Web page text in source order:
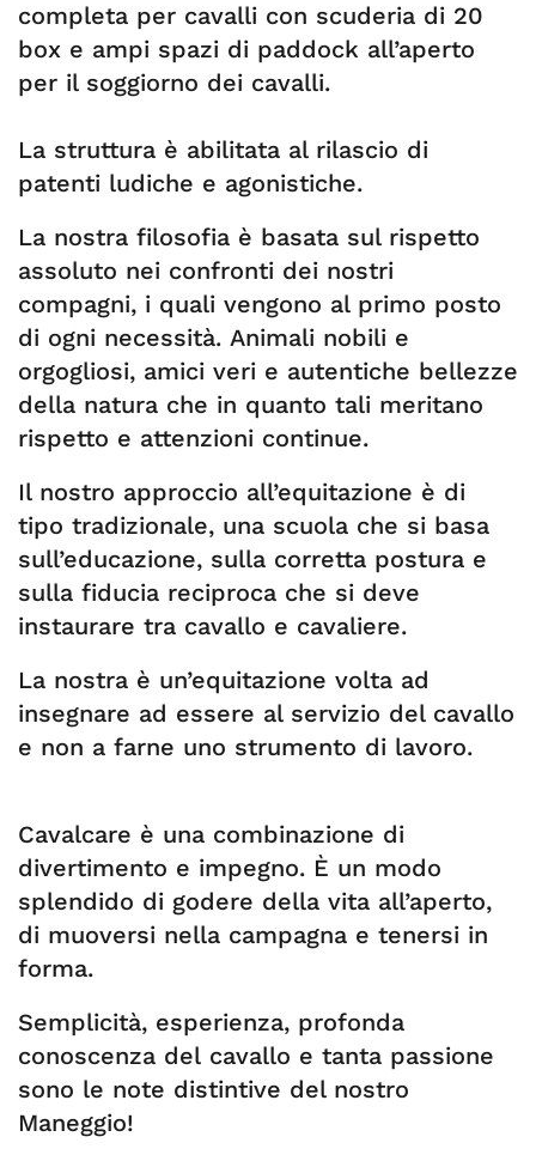
completa per cavalli con scuderia di 20
box e ampi spazi di paddock all’aperto
per il soggiorno dei cavalli.
La struttura è abilitata al rilascio di
patenti ludiche e agonistiche.
La nostra filosofia è basata sul rispetto
assoluto nei confronti dei nostri
compagni, i quali vengono al primo posto
di ogni necessità. Animali nobili e
orgogliosi, amici veri e autentiche bellezze
della natura che in quanto tali meritano
rispetto e attenzioni continue.
Il nostro approccio all’equitazione è di
tipo tradizionale, una scuola che si basa
sull’educazione, sulla corretta postura e
sulla fiducia reciproca che si deve
instaurare tra cavallo e cavaliere.
La nostra è un’equitazione volta ad
insegnare ad essere al servizio del cavallo
e non a farne uno strumento di lavoro.
Cavalcare è una combinazione di
divertimento e impegno. È un modo
splendido di godere della vita all’aperto,
di muoversi nella campagna e tenersi in
forma.
Semplicità, esperienza, profonda
conoscenza del cavallo e tanta passione
sono le note distintive del nostro
Maneggio!